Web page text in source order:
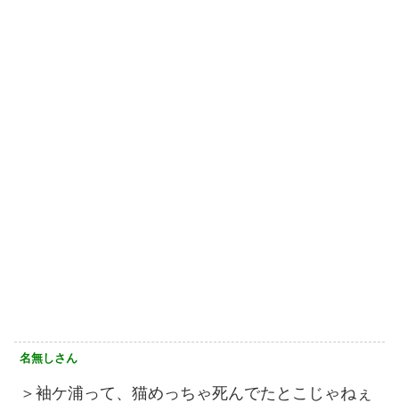
名無しさん
＞袖ケ浦って、猫めっちゃ死んでたとこじゃねぇ